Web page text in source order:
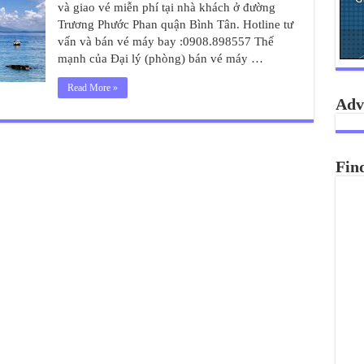
và giao vé miễn phí tại nhà khách ở đường
Trương Phước Phan quận Bình Tân. Hotline tư
vấn và bán vé máy bay :0908.898557 Thế
mạnh của Đại lý (phòng) bán vé máy …
Read More »